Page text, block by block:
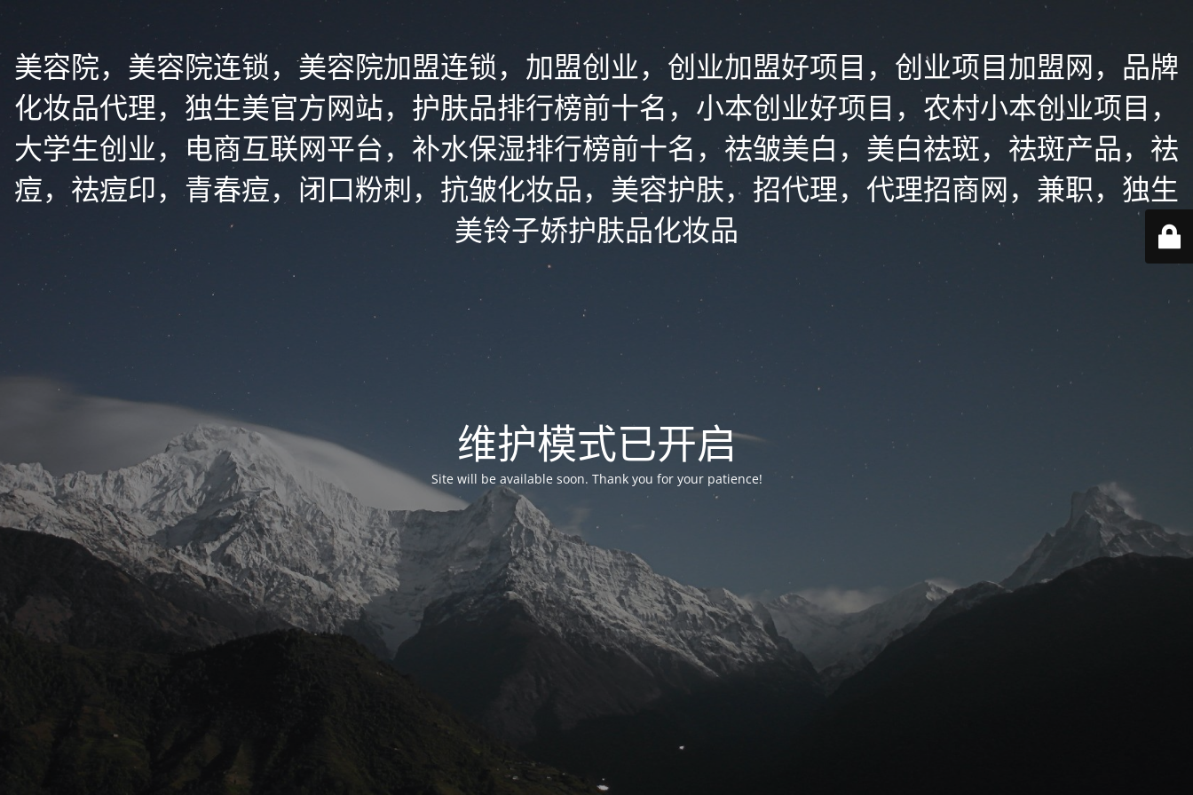
美容院，美容院连锁，美容院加盟连锁，加盟创业，创业加盟好项目，创业项目加盟网，品牌
化妆品代理，独生美官方网站，护肤品排行榜前十名，小本创业好项目，农村小本创业项目，
大学生创业，电商互联网平台，补水保湿排行榜前十名，祛皱美白，美白祛斑，祛斑产品，祛
痘，祛痘印，青春痘，闭口粉刺，抗皱化妆品，美容护肤，招代理，代理招商网，兼职，独生
美铃子娇护肤品化妆品
维护模式已开启
Site will be available soon. Thank you for your patience!